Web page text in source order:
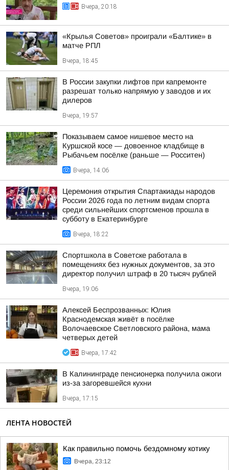
Вчера, 20:18
«Крылья Советов» проиграли «Балтике» в
матче РПЛ
Вчера, 18:45
В России закупки лифтов при капремонте
разрешат только напрямую у заводов и их
дилеров
Вчера, 19:57
Показываем самое нишевое место на
Куршской косе — довоенное кладбище в
Рыбачьем посёлке (раньше — Росситен)
Вчера, 14:06
Церемония открытия Спартакиады народов
России 2026 года по летним видам спорта
среди сильнейших спортсменов прошла в
субботу в Екатеринбурге
Вчера, 18:22
Спортшкола в Советске работала в
помещениях без нужных документов, за это
директор получил штраф в 20 тысяч рублей
Вчера, 19:06
Алексей Беспрозванных: Юлия
Краснодемская живёт в посёлке
Волочаевское Светловского района, мама
четверых детей
Вчера, 17:42
В Калининграде пенсионерка получила ожоги
из-за загоревшейся кухни
Вчера, 17:15
ЛЕНТА НОВОСТЕЙ
Как правильно помочь бездомному котику
Вчера, 23:12